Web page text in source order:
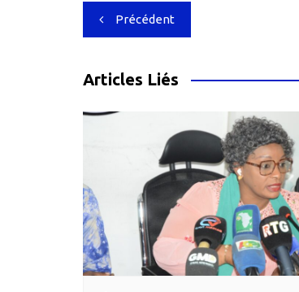
Navigation
de
l’article
Précédent
Articles Liés